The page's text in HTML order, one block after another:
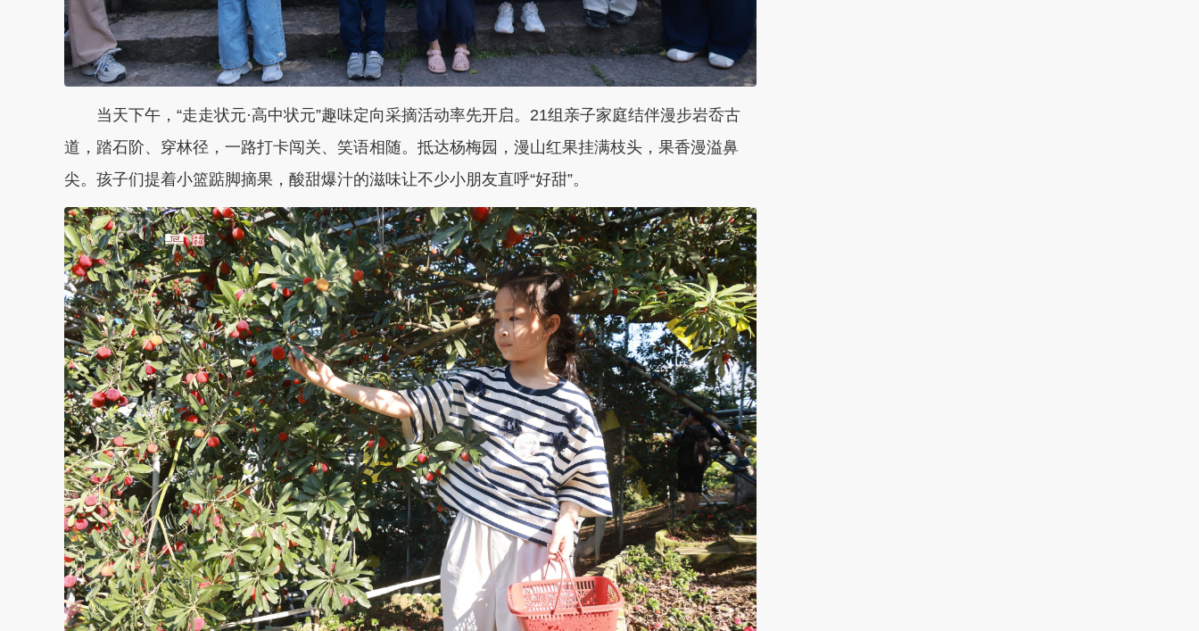
当天下午，“走走状元·高中状元”趣味定向采摘活动率先开启。21组亲子家庭结伴漫步岩岙古
道，踏石阶、穿林径，一路打卡闯关、笑语相随。抵达杨梅园，漫山红果挂满枝头，果香漫溢鼻
尖。孩子们提着小篮踮脚摘果，酸甜爆汁的滋味让不少小朋友直呼“好甜”。